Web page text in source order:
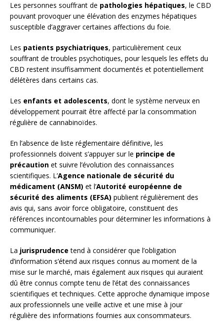
Les personnes souffrant de pathologies hépatiques, le CBD
pouvant provoquer une élévation des enzymes hépatiques
susceptible d’aggraver certaines affections du foie.
Les patients psychiatriques, particulièrement ceux
souffrant de troubles psychotiques, pour lesquels les effets du
CBD restent insuffisamment documentés et potentiellement
délétères dans certains cas.
Les enfants et adolescents, dont le système nerveux en
développement pourrait être affecté par la consommation
régulière de cannabinoïdes.
En l’absence de liste réglementaire définitive, les
professionnels doivent s’appuyer sur le principe de
précaution et suivre l’évolution des connaissances
scientifiques. L’Agence nationale de sécurité du
médicament (ANSM) et l’Autorité européenne de
sécurité des aliments (EFSA) publient régulièrement des
avis qui, sans avoir force obligatoire, constituent des
références incontournables pour déterminer les informations à
communiquer.
La jurisprudence tend à considérer que l’obligation
d’information s’étend aux risques connus au moment de la
mise sur le marché, mais également aux risques qui auraient
dû être connus compte tenu de l’état des connaissances
scientifiques et techniques. Cette approche dynamique impose
aux professionnels une veille active et une mise à jour
régulière des informations fournies aux consommateurs.